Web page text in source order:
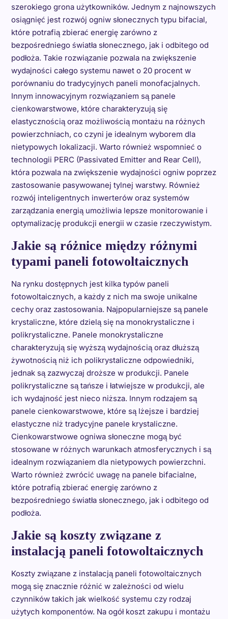
szerokiego grona użytkowników. Jednym z najnowszych
osiągnięć jest rozwój ogniw słonecznych typu bifacial,
które potrafią zbierać energię zarówno z
bezpośredniego światła słonecznego, jak i odbitego od
podłoża. Takie rozwiązanie pozwala na zwiększenie
wydajności całego systemu nawet o 20 procent w
porównaniu do tradycyjnych paneli monofacjalnych.
Innym innowacyjnym rozwiązaniem są panele
cienkowarstwowe, które charakteryzują się
elastycznością oraz możliwością montażu na różnych
powierzchniach, co czyni je idealnym wyborem dla
nietypowych lokalizacji. Warto również wspomnieć o
technologii PERC (Passivated Emitter and Rear Cell),
która pozwala na zwiększenie wydajności ogniw poprzez
zastosowanie pasywowanej tylnej warstwy. Również
rozwój inteligentnych inwerterów oraz systemów
zarządzania energią umożliwia lepsze monitorowanie i
optymalizację produkcji energii w czasie rzeczywistym.
Jakie są różnice między różnymi
typami paneli fotowoltaicznych
Na rynku dostępnych jest kilka typów paneli
fotowoltaicznych, a każdy z nich ma swoje unikalne
cechy oraz zastosowania. Najpopularniejsze są panele
krystaliczne, które dzielą się na monokrystaliczne i
polikrystaliczne. Panele monokrystaliczne
charakteryzują się wyższą wydajnością oraz dłuższą
żywotnością niż ich polikrystaliczne odpowiedniki,
jednak są zazwyczaj droższe w produkcji. Panele
polikrystaliczne są tańsze i łatwiejsze w produkcji, ale
ich wydajność jest nieco niższa. Innym rodzajem są
panele cienkowarstwowe, które są lżejsze i bardziej
elastyczne niż tradycyjne panele krystaliczne.
Cienkowarstwowe ogniwa słoneczne mogą być
stosowane w różnych warunkach atmosferycznych i są
idealnym rozwiązaniem dla nietypowych powierzchni.
Warto również zwrócić uwagę na panele bifacialne,
które potrafią zbierać energię zarówno z
bezpośredniego światła słonecznego, jak i odbitego od
podłoża.
Jakie są koszty związane z
instalacją paneli fotowoltaicznych
Koszty związane z instalacją paneli fotowoltaicznych
mogą się znacznie różnić w zależności od wielu
czynników takich jak wielkość systemu czy rodzaj
użytych komponentów. Na ogół koszt zakupu i montażu